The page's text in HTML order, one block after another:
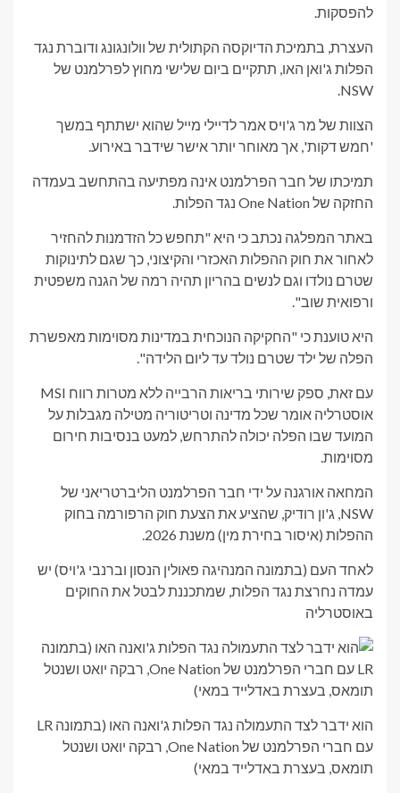
להפסקות.
העצרת, בתמיכת הדיוקסה הקתולית של וולונגונג ודוברת נגד
הפלות ג'ואן האו, תתקיים ביום שלישי מחוץ לפרלמנט של
NSW.
הצוות של מר ג'ויס אמר לדיילי מייל שהוא ישתתף במשך
'חמש דקות', אך מאוחר יותר אישר שידבר באירוע.
תמיכתו של חבר הפרלמנט אינה מפתיעה בהתחשב בעמדה
החזקה של One Nation נגד הפלות.
באתר המפלגה נכתב כי היא "תחפש כל הזדמנות להחזיר
לאחור את חוק ההפלות האכזרי והקיצוני, כך שגם לתינוקות
שטרם נולדו וגם לנשים בהריון תהיה רמה של הגנה משפטית
ורפואית שוב".
היא טוענת כי "החקיקה הנוכחית במדינות מסוימות מאפשרת
הפלה של ילד שטרם נולד עד ליום הלידה".
עם זאת, ספק שירותי בריאות הרבייה ללא מטרות רווח MSI
אוסטרליה אומר שכל מדינה וטריטוריה מטילה מגבלות על
המועד שבו הפלה יכולה להתרחש, למעט בנסיבות חירום
מסוימות.
המחאה אורגנה על ידי חבר הפרלמנט הליברטריאני של
NSW, ג'ון רודיק, שהציע את הצעת חוק הרפורמה בחוק
ההפלות (איסור בחירת מין) משנת 2026.
לאחד העם (בתמונה המנהיגה פאולין הנסון וברנבי ג'ויס) יש
עמדה נחרצת נגד הפלות, שמתכננת לבטל את החוקים
באוסטרליה
הוא ידבר לצד התעמולה נגד הפלות ג'ואנה האו (בתמונה LR
עם חברי הפרלמנט של One Nation, רבקה יואט ושנטל
תומאס, בעצרת באדלייד במאי)